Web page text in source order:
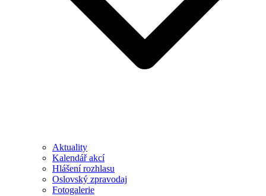
Aktuality
Kalendář akcí
Hlášení rozhlasu
Oslovský zpravodaj
Fotogalerie